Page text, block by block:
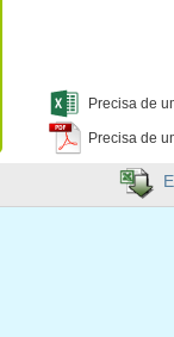
Precisa de
Precisa de